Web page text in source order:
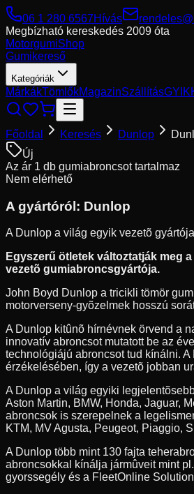
06 1 280 6567Hívás
Megbízható kereskedés 2009 óta
MotorgumiShop
Gumikereső
Kategóriák
MárkákTömlőkMagazinSzállításGYIK
Főoldal Keresés Dunlop
Új
Az ár 1 db gumiabroncsot tartalmaz
Nem elérhető
A gyártóról: Dunlop
A Dunlop a világ egyik vezetõ
Egyszerű ötletek változtatják meg
vezetõ gumiabroncsgyártója.
John Boyd Dunlop a tricikli tömör
motorverseny-gyõzelmek hosszú
A Dunlop kitûnõ hírnévnek örvend a
innovatív abroncsot mutatott be az
technológiájú abroncsot tud kínálni.
érzékelésében, így a vezetõ jobban
A Dunlop a világ egyiki
Aston Martin, BMW, Honda, Jaguar,
abroncsok is szerepelnek a
KTM, MV Agusta, Peugeot, Piaggio,
A Dunlop több mint 130 fajta
abroncsokkal kínálja jármûveit mint
gyorssegély és a FleetOnline